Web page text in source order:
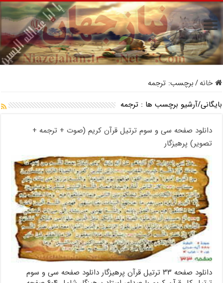
خانه/برچسب:ترجمه
بایگانی/آرشیو برچسب ها :ترجمه
دانلود صفحه سی و سوم ترتیل قرآن کریم (صوت + ترجمه +
تصویر) پرهیزگار
دانلود صفحه ۳۳ ترتیل قرآن پرهیزگار دانلود صفحه سی و سوم